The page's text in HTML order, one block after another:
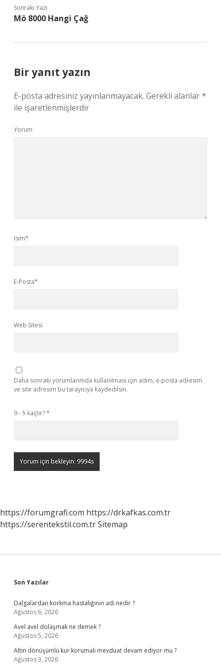
Sonraki Yazı
Mö 8000 Hangi Çağ
Bir yanıt yazın
E-posta adresiniz yayınlanmayacak. Gerekli alanlar*
ile işaretlenmişlerdir
Yorum
İsim*
E-Posta*
Web Sitesi
Daha sonraki yorumlarımda kullanılması için adım, e-posta adresim
ve site adresim bu tarayıcıya kaydedilsin.
9 - 5 kaçtır?*
https://forumgrafi.com https://drkafkas.com.tr
https://serentekstil.com.trSitemap
Sidebar
Son Yazılar
Dalgalardan korkma hastalığının adı nedir ?
Ağustos 6, 2026
Avel avel dolaşmak ne demek ?
Ağustos 5, 2026
Altın dönüşümlü kur korumalı mevduat devam ediyor mu ?
Ağustos 3, 2026